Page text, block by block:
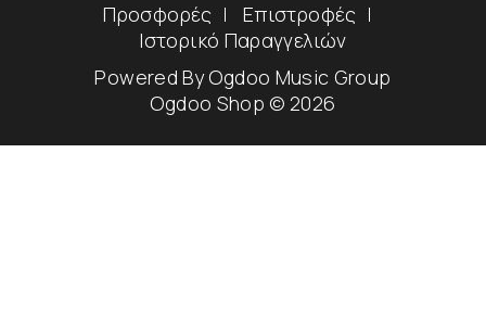
Προσφορές
Επιστροφές
Ιστορικό Παραγγελιών
Powered ByOgdoo Music Group
Ogdoo Shop © 2026